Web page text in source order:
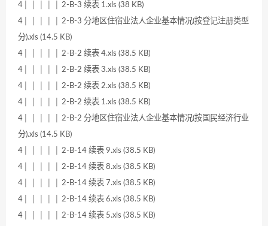
4│ │ │ │ │ 2-B-3 续表 1.xls (38 KB)
4│ │ │ │ │ 2-B-3 分地区住宿业法人企业基本情况(按登记注册类型
分).xls (14.5 KB)
4│ │ │ │ │ 2-B-2 续表 4.xls (38.5 KB)
4│ │ │ │ │ 2-B-2 续表 3.xls (38.5 KB)
4│ │ │ │ │ 2-B-2 续表 2.xls (38.5 KB)
4│ │ │ │ │ 2-B-2 续表 1.xls (38.5 KB)
4│ │ │ │ │ 2-B-2 分地区住宿业法人企业基本情况(按国民经济行业
分).xls (14.5 KB)
4│ │ │ │ │ 2-B-14 续表 9.xls (38.5 KB)
4│ │ │ │ │ 2-B-14 续表 8.xls (38.5 KB)
4│ │ │ │ │ 2-B-14 续表 7.xls (38.5 KB)
4│ │ │ │ │ 2-B-14 续表 6.xls (38.5 KB)
4│ │ │ │ │ 2-B-14 续表 5.xls (38.5 KB)